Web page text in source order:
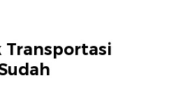
Transportasi